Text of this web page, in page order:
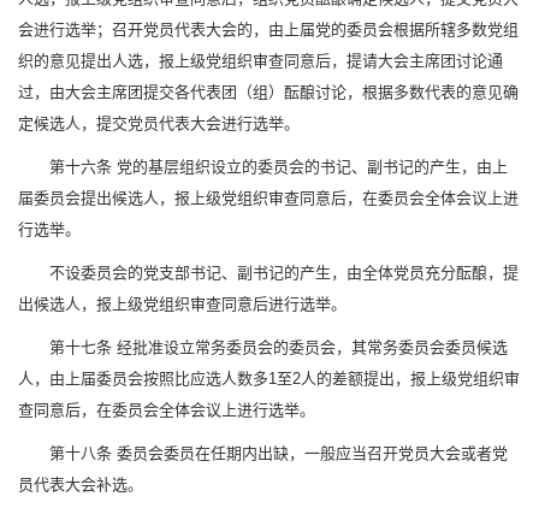
会进行选举；召开党员代表大会的，由上届党的委员会根据所辖多数党组
织的意见提出人选，报上级党组织审查同意后，提请大会主席团讨论通
过，由大会主席团提交各代表团（组）酝酿讨论，根据多数代表的意见确
定候选人，提交党员代表大会进行选举。
第十六条 党的基层组织设立的委员会的书记、副书记的产生，由上
届委员会提出候选人，报上级党组织审查同意后，在委员会全体会议上进
行选举。
不设委员会的党支部书记、副书记的产生，由全体党员充分酝酿，提
出候选人，报上级党组织审查同意后进行选举。
第十七条 经批准设立常务委员会的委员会，其常务委员会委员候选
人，由上届委员会按照比应选人数多1至2人的差额提出，报上级党组织审
查同意后，在委员会全体会议上进行选举。
第十八条 委员会委员在任期内出缺，一般应当召开党员大会或者党
员代表大会补选。